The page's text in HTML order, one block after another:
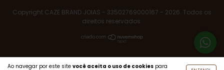
Ao navegar por este site você aceita o uso de cookies para
Copyright CAZE BRAND JOIAS - 33502769000167 - 2026. Todos os
direitos reservados.